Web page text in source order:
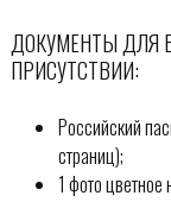
ДОКУМЕНТЫ ДЛЯ
ПРИСУТСТВИИ:
Российский
страниц);
1 фото